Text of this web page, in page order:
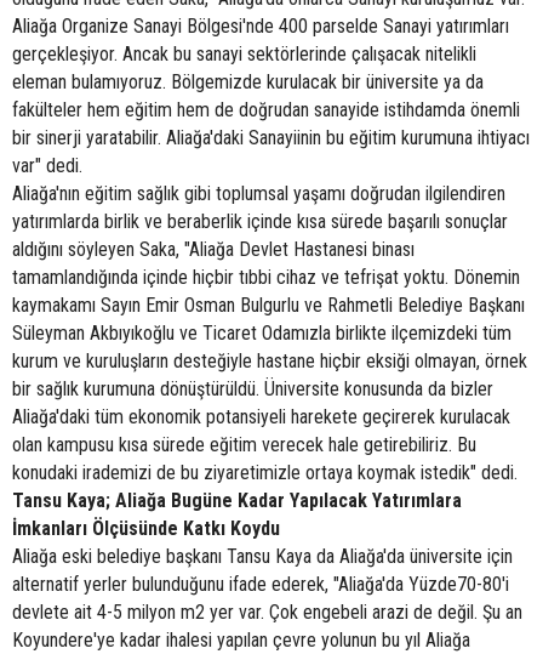
Aliağa Organize Sanayi Bölgesi'nde 400 parselde Sanayi yatırımları
gerçekleşiyor. Ancak bu sanayi sektörlerinde çalışacak nitelikli
eleman bulamıyoruz. Bölgemizde kurulacak bir üniversite ya da
fakülteler hem eğitim hem de doğrudan sanayide istihdamda önemli
bir sinerji yaratabilir. Aliağa'daki Sanayiinin bu eğitim kurumuna ihtiyacı
var" dedi.
Aliağa'nın eğitim sağlık gibi toplumsal yaşamı doğrudan ilgilendiren
yatırımlarda birlik ve beraberlik içinde kısa sürede başarılı sonuçlar
aldığını söyleyen Saka, "Aliağa Devlet Hastanesi binası
tamamlandığında içinde hiçbir tıbbi cihaz ve tefrişat yoktu. Dönemin
kaymakamı Sayın Emir Osman Bulgurlu ve Rahmetli Belediye Başkanı
Süleyman Akbıyıkoğlu ve Ticaret Odamızla birlikte ilçemizdeki tüm
kurum ve kuruluşların desteğiyle hastane hiçbir eksiği olmayan, örnek
bir sağlık kurumuna dönüştürüldü. Üniversite konusunda da bizler
Aliağa'daki tüm ekonomik potansiyeli harekete geçirerek kurulacak
olan kampusu kısa sürede eğitim verecek hale getirebiliriz. Bu
konudaki irademizi de bu ziyaretimizle ortaya koymak istedik" dedi.
Tansu Kaya; Aliağa Bugüne Kadar Yapılacak Yatırımlara
İmkanları Ölçüsünde Katkı Koydu
Aliağa eski belediye başkanı Tansu Kaya da Aliağa'da üniversite için
alternatif yerler bulunduğunu ifade ederek, "Aliağa'da Yüzde70-80'i
devlete ait 4-5 milyon m2 yer var. Çok engebeli arazi de değil. Şu an
Koyundere'ye kadar ihalesi yapılan çevre yolunun bu yıl Aliağa